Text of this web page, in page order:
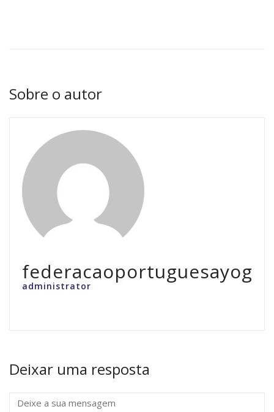
Sobre o autor
administrator
Deixar uma resposta